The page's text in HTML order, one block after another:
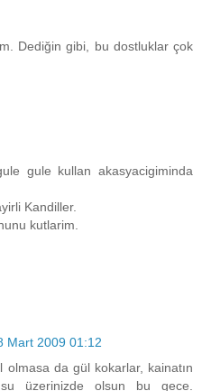
Dediğin gibi, bu dostluklar çok
gule kullan akasyacigiminda
Kandiller.
kutlarim.
Mart 2009 01:12
da gül kokarlar, kainatın
üzerinizde olsun bu gece.